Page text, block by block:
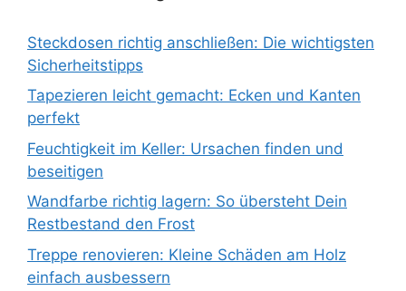
Steckdosen richtig anschließen: Die wichtigsten
Sicherheitstipps
Tapezieren leicht gemacht: Ecken und Kanten
perfekt
Feuchtigkeit im Keller: Ursachen finden und
beseitigen
Wandfarbe richtig lagern: So übersteht Dein
Restbestand den Frost
Treppe renovieren: Kleine Schäden am Holz
einfach ausbessern